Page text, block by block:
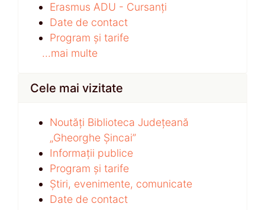
Erasmus ADU - Cursanți
Date de contact
Program și tarife
...mai multe
Cele mai vizitate
Noutăți Biblioteca Județeană
„Gheorghe Șincai”
Informații publice
Program și tarife
Știri, evenimente, comunicate
Date de contact